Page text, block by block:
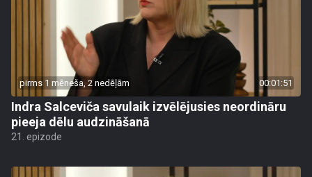
pirms 1 mēneša, 2 nedēļām 00:01:51
Indra Salceviča savulaik izvēlējusies neordināru
pieeja dēlu audzināšanā
21. epizode